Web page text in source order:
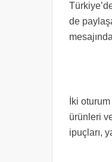
de
İki
ürünleri
ipuçları,